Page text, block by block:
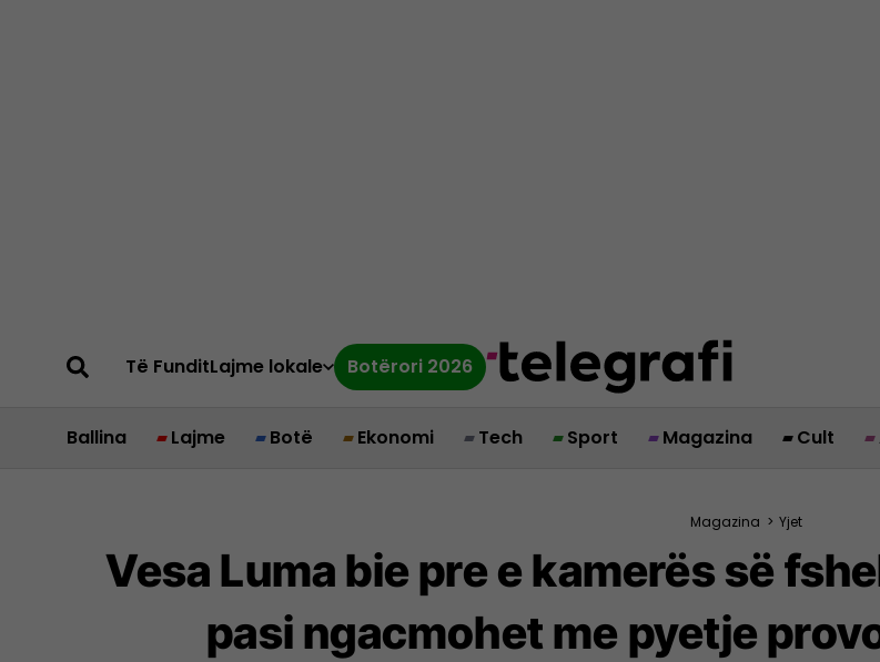
Të FunditLajme lokale Botërori 2026
Ballina Lajme Botë Ekonomi Tech Sport Magazina Cult
Magazina > Yjet
Vesa Luma bie pre e kamerës së
pasi ngacmohet me pyetje